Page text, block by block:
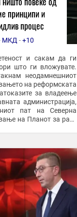
принципи и
процес
МКД -+10
и сакам да ги
што ги вложувате.
неодамнешниот
на реформската
за владеење
администрација,
пат на Северна
на Планот за раст